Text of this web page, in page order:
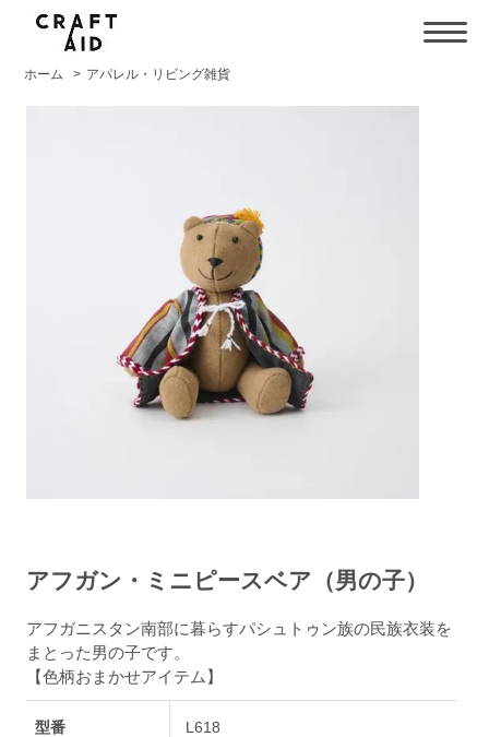
ホーム > アパレル・リビング雑貨
アフガン・ミニピースベア（男の子）
アフガニスタン南部に暮らすパシュトゥン族の民族衣装を
まとった男の子です。
【色柄おまかせアイテム】
型番 L618